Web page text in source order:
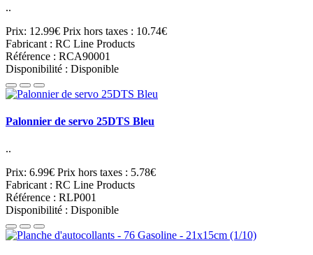
..
Prix: 12.99€ Prix hors taxes : 10.74€
Fabricant : RC Line Products
Référence : RCA90001
Disponibilité : Disponible
Palonnier de servo 25DTS Bleu
..
Prix: 6.99€ Prix hors taxes : 5.78€
Fabricant : RC Line Products
Référence : RLP001
Disponibilité : Disponible